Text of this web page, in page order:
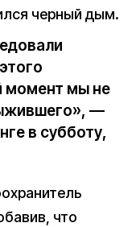
черный дым.
момент мы не
—
в субботу,
что